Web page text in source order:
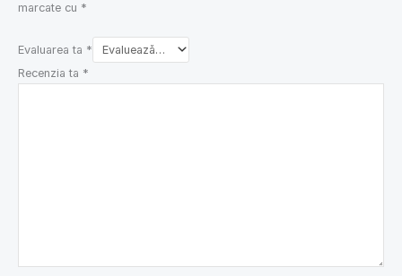
marcate cu *
Evaluarea ta *
Recenzia ta *